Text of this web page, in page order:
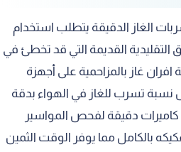
الغاز الدقيقة يتطلب استخدام
التقليدية القديمة التي قد تخطئ في
غاز بالمزاحمية على أجهزة
نسبة تسرب للغاز في الهواء بدقة
دقيقة لفحص المواسير
بالكامل مما يوفر الوقت الثمين